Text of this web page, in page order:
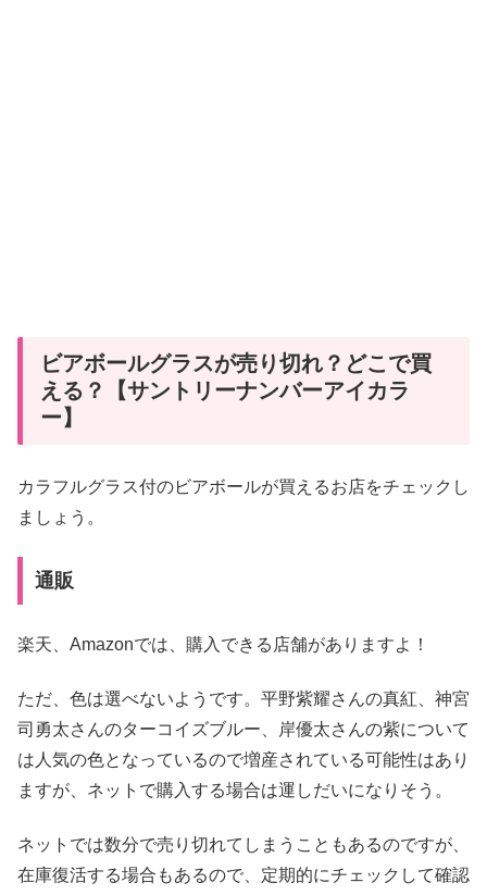
ビアボールグラスが売り切れ？どこで買
える？【サントリーナンバーアイカラ
ー】
カラフルグラス付のビアボールが買えるお店をチェックし
ましょう。
通販
楽天、Amazonでは、購入できる店舗がありますよ！
ただ、色は選べないようです。平野紫耀さんの真紅、神宮
司勇太さんのターコイズブルー、岸優太さんの紫について
は人気の色となっているので増産されている可能性はあり
ますが、ネットで購入する場合は運しだいになりそう。
ネットでは数分で売り切れてしまうこともあるのですが、
在庫復活する場合もあるので、定期的にチェックして確認